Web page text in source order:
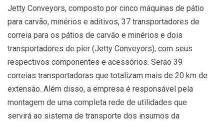
Jetty Conveyors, composto por cinco máquinas de pátio
para carvão, minérios e aditivos, 37 transportadores de
correia para os pátios de carvão e minérios e dois
transportadores de píer (Jetty Conveyors), com seus
respectivos componentes e acessórios. Serão 39
correias transportadoras que totalizam mais de 20 km de
extensão. Além disso, a empresa é responsável pela
montagem de uma completa rede de utilidades que
servirá ao sistema de transporte dos insumos da